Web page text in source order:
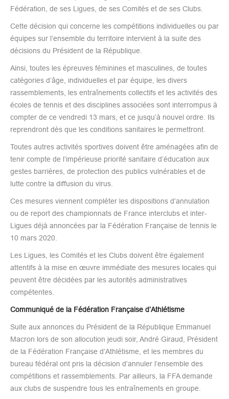
Fédération, de ses Ligues, de ses Comités et de ses Clubs.
Cette décision qui concerne les compétitions individuelles ou par
équipes sur l’ensemble du territoire intervient à la suite des
décisions du Président de la République.
Ainsi, toutes les épreuves féminines et masculines, de toutes
catégories d’âge, individuelles et par équipe, les divers
rassemblements, les entraînements collectifs et les activités des
écoles de tennis et des disciplines associées sont interrompus à
compter de ce vendredi 13 mars, et ce jusqu’à nouvel ordre. Ils
reprendront dès que les conditions sanitaires le permettront.
Toutes autres activités sportives doivent être aménagées afin de
tenir compte de l’impérieuse priorité sanitaire d’éducation aux
gestes barrières, de protection des publics vulnérables et de
lutte contre la diffusion du virus.
Ces mesures viennent compléter les dispositions d’annulation
ou de report des championnats de France interclubs et inter-
Ligues déjà annoncées par la Fédération Française de tennis le
10 mars 2020.
Les Ligues, les Comités et les Clubs doivent être également
attentifs à la mise en œuvre immédiate des mesures locales qui
peuvent être décidées par les autorités administratives
compétentes.
Communiqué de la Fédération Française d’Athlétisme
Suite aux annonces du Président de la République Emmanuel
Macron lors de son allocution jeudi soir, André Giraud, Président
de la Fédération Française d’Athlétisme, et les membres du
bureau fédéral ont pris la décision d’annuler l’ensemble des
compétitions et rassemblements. Par ailleurs, la FFA demande
aux clubs de suspendre tous les entraînements en groupe.